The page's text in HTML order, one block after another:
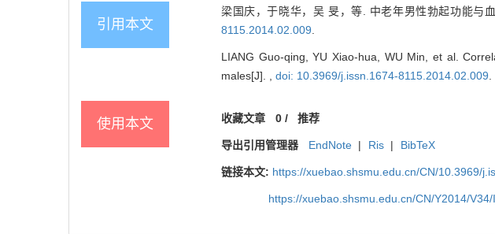
引用本文
梁国庆，于晓华，吴 旻，等. 中老年男性勃起功能与
8115.2014.02.009.
LIANG Guo-qing, YU Xiao-hua, WU Min, et al.
males[J]. , doi: 10.3969/j.issn.1674-8115.2014.02.009.
使用本文 收藏文章 0/ 推荐
导出引用管理器 EndNote | Ris | BibTeX
链接本文: https://xuebao.shsmu.edu.cn/CN/10.3969/
https://xuebao.shsmu.edu.cn/CN/Y2014/V34/